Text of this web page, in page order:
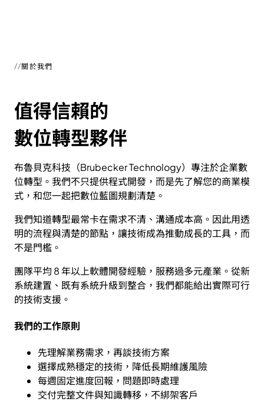
關於我們
值得信賴的
數位轉型夥伴
布魯貝克科技（Brubecker Technology）專注於企業數
位轉型。我們不只提供程式開發，而是先了解您的商業模
式，和您一起把數位藍圖規劃清楚。
我們知道轉型最常卡在需求不清、溝通成本高。因此用透
明的流程與清楚的節點，讓技術成為推動成長的工具，而
不是門檻。
團隊平均 8 年以上軟體開發經驗，服務過多元產業。從新
系統建置、既有系統升級到整合，我們都能給出實際可行
的技術支援。
我們的工作原則
先理解業務需求，再談技術方案
選擇成熟穩定的技術，降低長期維護風險
每週固定進度回報，問題即時處理
交付完整文件與知識轉移，不綁架客戶